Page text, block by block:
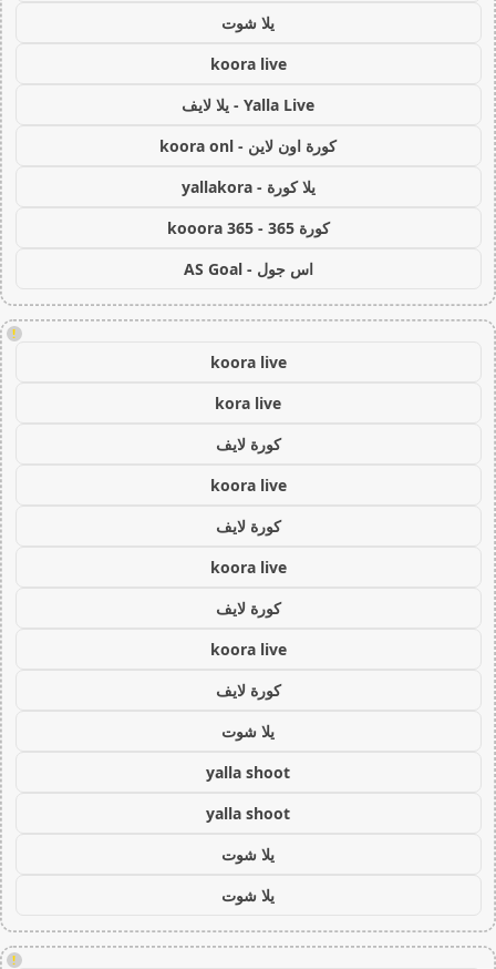
يلا شوت
koora live
Yalla Live - يلا لايف
كورة اون لاين - koora onl
يلا كورة - yallakora
كورة 365 - kooora 365
اس جول - AS Goal
!
koora live
kora live
كورة لايف
koora live
كورة لايف
koora live
كورة لايف
koora live
كورة لايف
يلا شوت
yalla shoot
yalla shoot
يلا شوت
يلا شوت
!